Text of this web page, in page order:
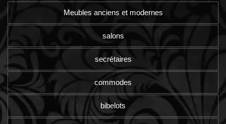
Meubles anciens et modernes
salons
secrétaires
commodes
bibelots